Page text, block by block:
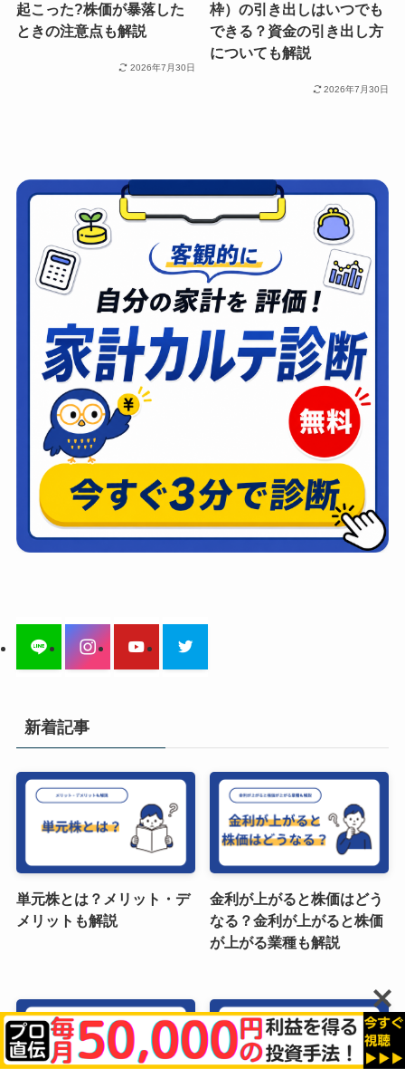
起こった?株価が暴落した
ときの注意点も解説
2026年7月30日
枠）の引き出しはいつでも
できる？資金の引き出し方
についても解説
2026年7月30日
新着記事
単元株とは？メリット・デ
メリットも解説
金利が上がると株価はどう
なる？金利が上がると株価
が上がる業種も解説